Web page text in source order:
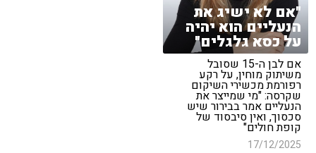
"אם לא ישיג את
הנעליים הוא יהיה
על כסא גלגלים"
אם לבן ה-15 שסובל
משיתוק מוחין, על רקע
רפורמת מכשירי השיקום
שקרסה: "מי שמייצר את
הנעליים אמר בבירור שיש
סכסוך, ואין סיבסוד של
קופת חולים"
17/12/2025